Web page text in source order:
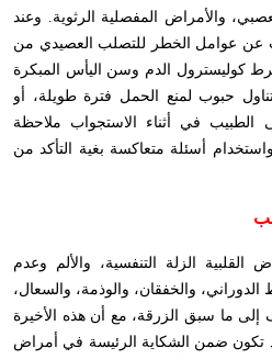
والأمراض المفصلية الرثوية. وعند
عن عوامل الخطر للتصلب العصيدي من
كوليسترول الدم وسن اليأس المبكرة
حبوب لمنع الحمل فترة طويلة، أو
في أثناء الاستجواب ملاحظة
أسئلة متعاكسة بغية التأكد من
الزلة التنفسية، والألم وعدم
الدوراني، والخفقان، والوذمة، والسعال،
ما سبق الزرقة، مع أن هذه الأخيرة
تكون ضمن الشكاية الرئيسة في أمراض